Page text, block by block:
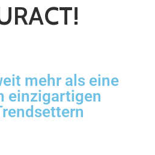
mehr als eine
einzigartigen